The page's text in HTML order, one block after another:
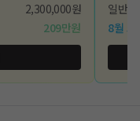
2,300,000원
209만원
일반
8월 스